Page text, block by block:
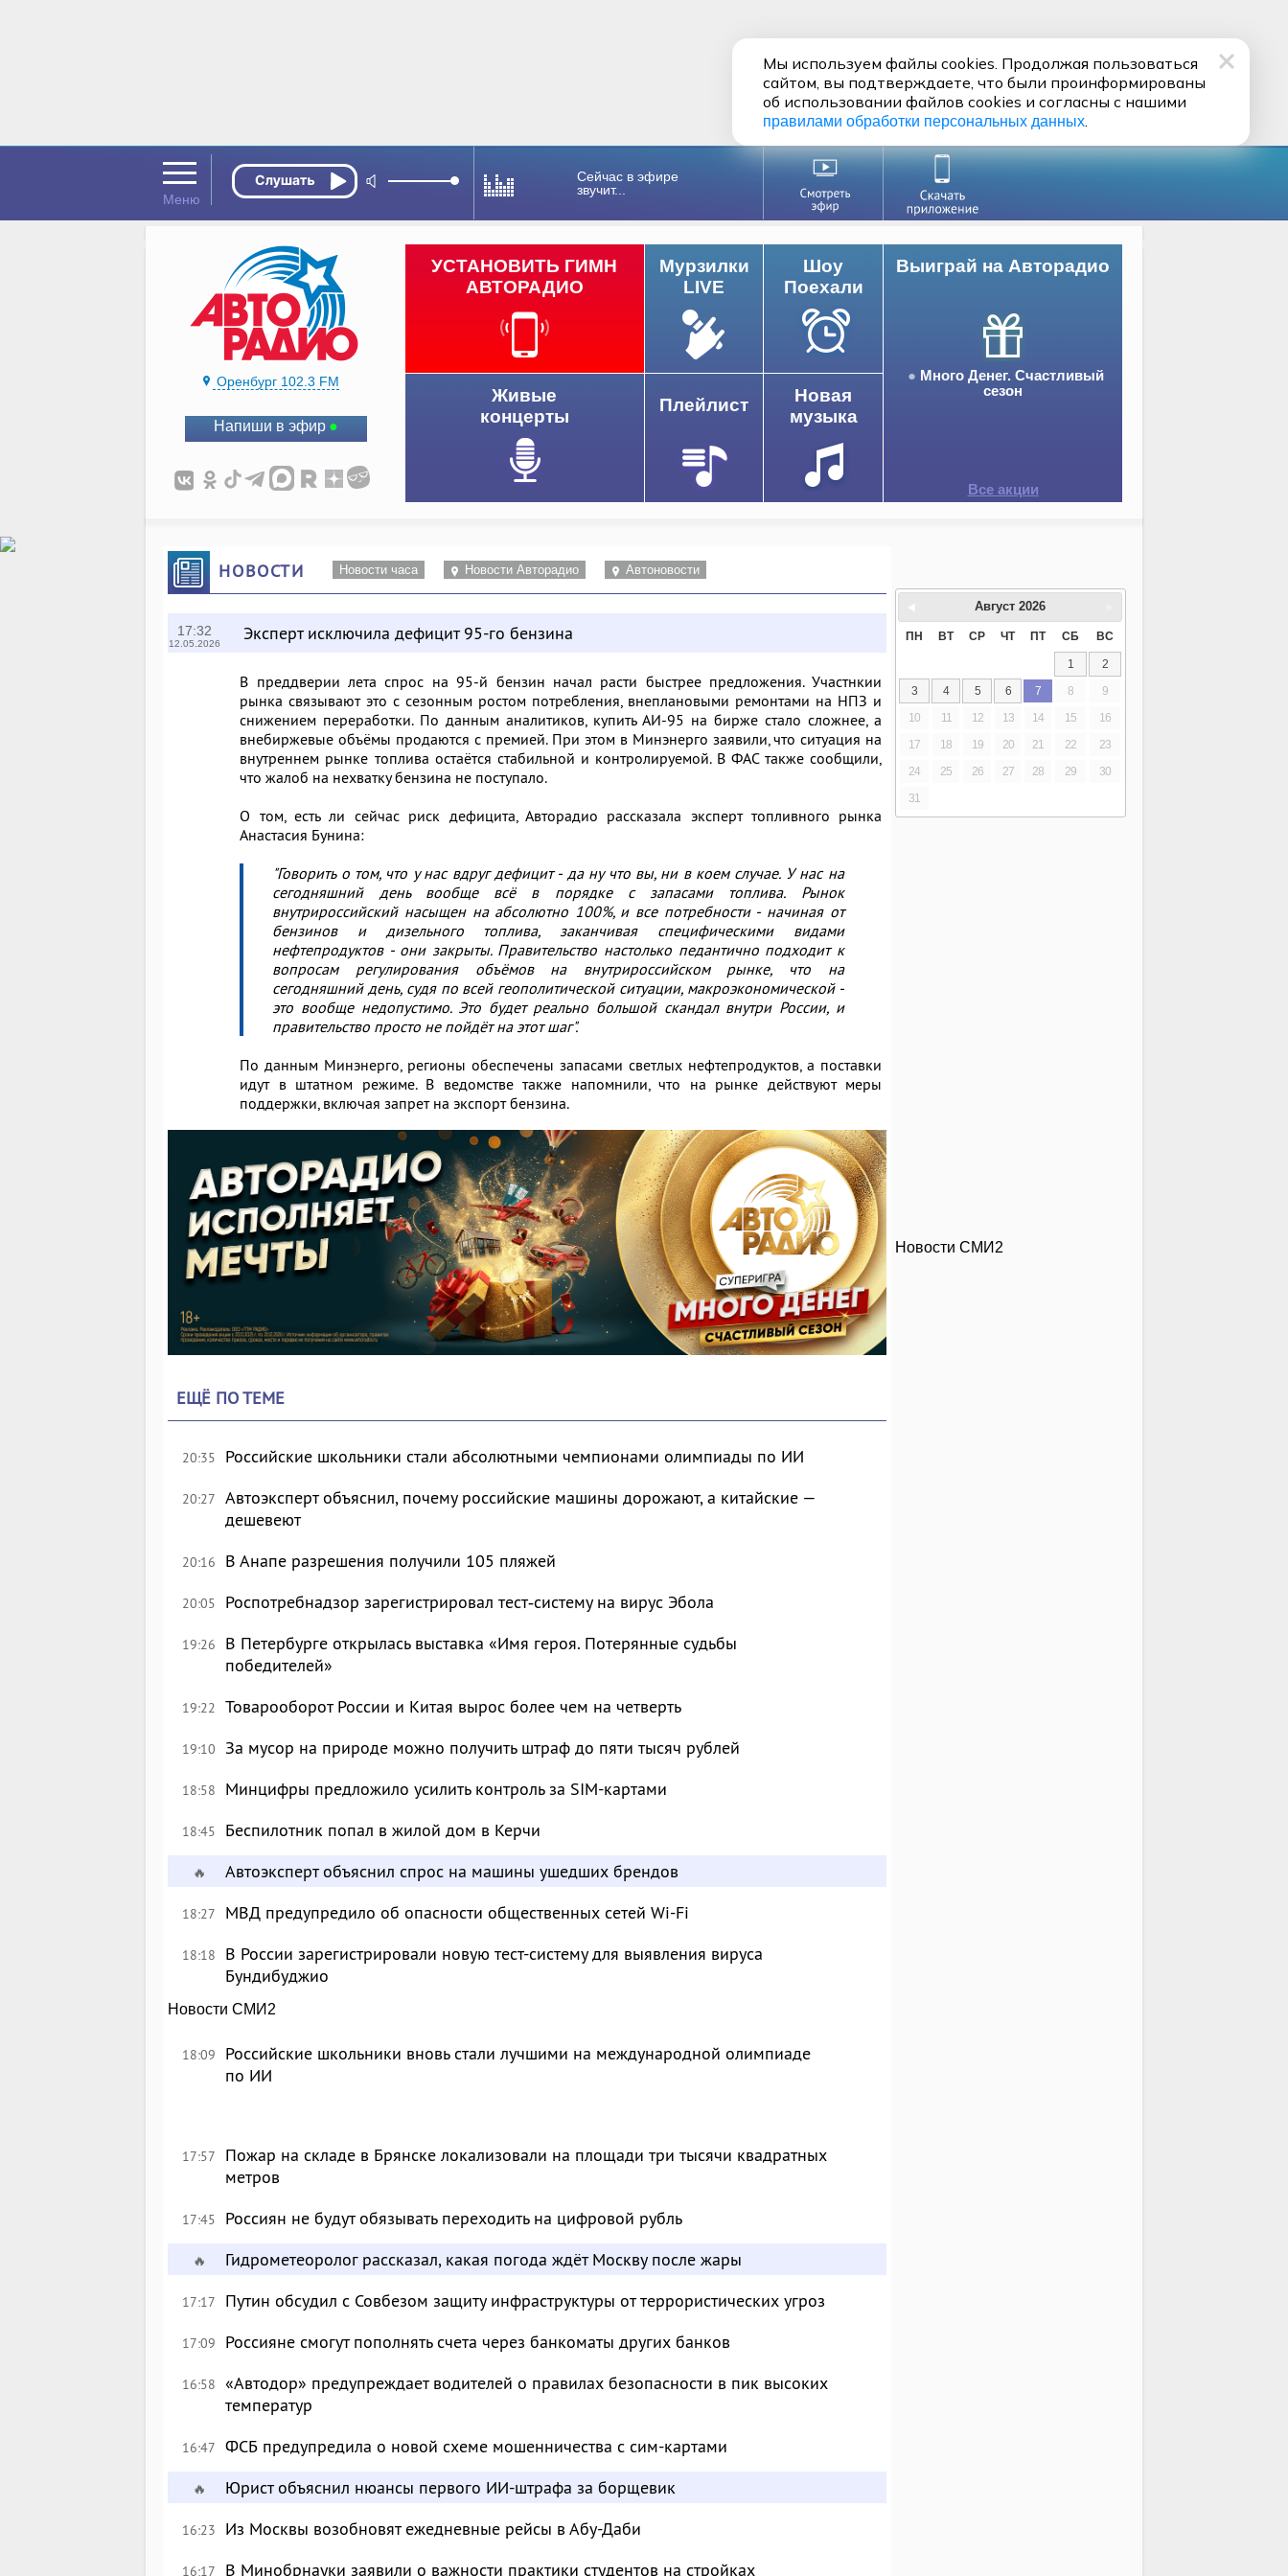
Сейчас в эфире
звучит...
Оренбург 102.3 FM
Напиши в эфир
Выиграй на Авторадио
Много Денег. Счастливый
сезон
Все акции
УСТАНОВИТЬ ГИМН
АВТОРАДИО
Мурзилки
LIVE
Шоу
Поехали
Живые
концерты
Плейлист
Новая
музыка
НОВОСТИ Новости часа Новости Авторадио Автоновости
17:32
12.05.2026 Эксперт исключила дефицит 95-го бензина
В преддверии лета спрос на 95-й бензин начал расти быстрее предложения. Участнкии
рынка связывают это с сезонным ростом потребления, внеплановыми ремонтами на НПЗ и
снижением переработки. По данным аналитиков, купить АИ-95 на бирже стало сложнее, а
внебиржевые объёмы продаются с премией. При этом в Минэнерго заявили, что ситуация на
внутреннем рынке топлива остаётся стабильной и контролируемой. В ФАС также сообщили,
что жалоб на нехватку бензина не поступало.
О том, есть ли сейчас риск дефицита, Авторадио рассказала эксперт топливного рынка
Анастасия Бунина:
"Говорить о том, что у нас вдруг дефицит - да ну что вы, ни в коем случае. У нас на
сегодняшний день вообще всё в порядке с запасами топлива. Рынок
внутрироссийский насыщен на абсолютно 100%, и все потребности - начиная от
бензинов и дизельного топлива, заканчивая специфическими видами
нефтепродуктов - они закрыты. Правительство настолько педантично подходит к
вопросам регулирования объёмов на внутрироссийском рынке, что на
сегодняшний день, судя по всей геополитической ситуации, макроэкономической -
это вообще недопустимо. Это будет реально большой скандал внутри России, и
правительство просто не пойдёт на этот шаг".
По данным Минэнерго, регионы обеспечены запасами светлых нефтепродуктов, а поставки
идут в штатном режиме. В ведомстве также напомнили, что на рынке действуют меры
поддержки, включая запрет на экспорт бензина.
ЕЩЁ ПО ТЕМЕ
20:35 Российские школьники стали абсолютными чемпионами олимпиады по ИИ
20:27 Автоэксперт объяснил, почему российские машины дорожают, а китайские —
дешевеют
20:16 В Анапе разрешения получили 105 пляжей
20:05 Роспотребнадзор зарегистрировал тест‑систему на вирус Эбола
19:26
В Петербурге открылась выставка «Имя героя. Потерянные судьбы
победителей»
19:22 Товарооборот России и Китая вырос более чем на четверть
19:10 За мусор на природе можно получить штраф до пяти тысяч рублей
18:58 Минцифры предложило усилить контроль за SIM-картами
18:45 Беспилотник попал в жилой дом в Керчи
🔥 Автоэксперт объяснил спрос на машины ушедших брендов
18:27 МВД предупредило об опасности общественных сетей Wi-Fi
18:18
В России зарегистрировали новую тест-систему для выявления вируса
Бундибуджио
Новости СМИ2
18:09
Российские школьники вновь стали лучшими на международной олимпиаде
по ИИ
17:57
Пожар на складе в Брянске локализовали на площади три тысячи квадратных
метров
17:45 Россиян не будут обязывать переходить на цифровой рубль
🔥 Гидрометеоролог рассказал, какая погода ждёт Москву после жары
17:17 Путин обсудил с Совбезом защиту инфраструктуры от террористических угроз
17:09 Россияне смогут пополнять счета через банкоматы других банков
16:58 «Автодор» предупреждает водителей о правилах безопасности в пик высоких
температур
16:47 ФСБ предупредила о новой схеме мошенничества с сим-картами
🔥 Юрист объяснил нюансы первого ИИ-штрафа за борщевик
16:23 Из Москвы возобновят ежедневные рейсы в Абу-Даби
16:17 В Минобрнауки заявили о важности практики студентов на стройках
Август 2026
ПН ВТ СР ЧТ ПТ СБ ВС
1
2
3
4 5 6 7 8
9
10
11 12 13 14 15
16
17
18 19 20 21 22
23
24
25 26 27 28 29
30
31
Новости СМИ2
Мы используем файлы cookies. Продолжая пользоваться
сайтом, вы подтверждаете, что были проинформированы
об использовании файлов cookies и согласны с нашими
правилами обработки персональных данных.